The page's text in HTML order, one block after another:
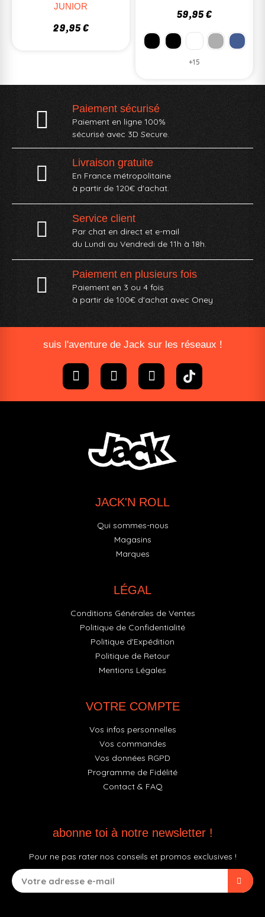
JUNIOR
29,95 €
59,95 €
+15
Paiement sécurisé
Paiement en ligne 100%
sécurisé avec 3D Secure.
Livraison gratuite
En France métropolitaine
à partir de 120€ d'achat.
Service client
Par chat en direct et e-mail
du Lundi au Vendredi de 11h à 18h.
Paiement en plusieurs fois
Paiement en 3 ou 4 fois
à partir de 100€ d'achat avec Oney​
suis l'aventure de Jack sur les réseaux !
JACK'N ROLL
Qui sommes-nous
Magasins
Marques
LÉGAL
Conditions Générales de Ventes
Politique de Confidentialité
Politique d'Expédition
Politique de Retour
Mentions Légales
VOTRE COMPTE
Vos infos personnelles
Vos commandes
Vos données RGPD
Programme de Fidélité
Contact & FAQ
abonne toi à notre newsletter !
Pour ne pas rater nos conseils et promos exclusives !